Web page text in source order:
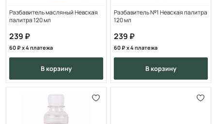
Разбавитель масляный Невская
палитра 120 мл
239
60 x 4 платежа
в корзину
Разбавитель №1 Невская палитра
120 мл
239
60 x 4 платежа
в корзину